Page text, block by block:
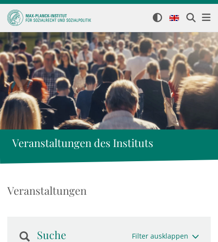
Veranstaltungen des Instituts
Veranstaltungen
Suche Filter ausklappen